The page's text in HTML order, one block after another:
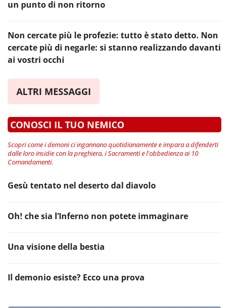
un punto di non ritorno
Non cercate più le profezie: tutto è stato detto. Non
cercate più di negarle: si stanno realizzando davanti
ai vostri occhi
ALTRI MESSAGGI
CONOSCI IL TUO NEMICO
Scopri come i demoni ci ingannano quotidianamente e impara a difenderti
dalle loro insidie con la preghiera, i Sacramenti e l'obbedienza ai 10
Comandamenti.
Gesù tentato nel deserto dal diavolo
Oh! che sia l’Inferno non potete immaginare
Una visione della bestia
Il demonio esiste? Ecco una prova